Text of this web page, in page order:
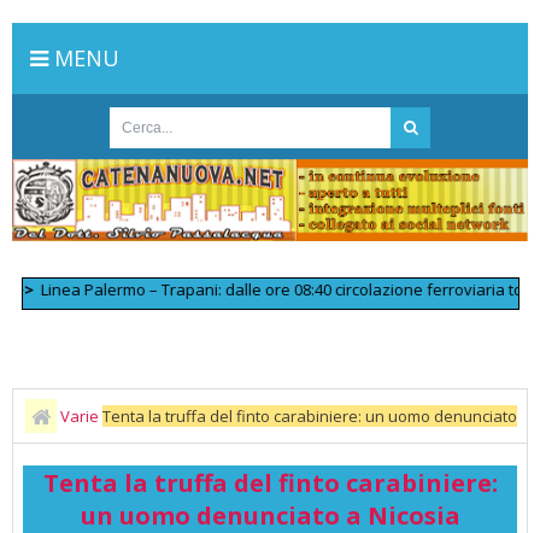
MENU
Palermo – Trapani: dalle ore 08:40 circolazione ferroviaria tornata
Varie Tenta la truffa del finto carabiniere: un uomo denunciato
a Nicosia
Tenta la truffa del finto carabiniere:
un uomo denunciato a Nicosia